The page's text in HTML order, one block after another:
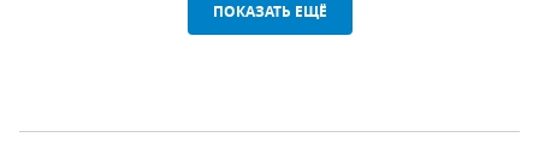
ПОКАЗАТЬ ЕЩЁ